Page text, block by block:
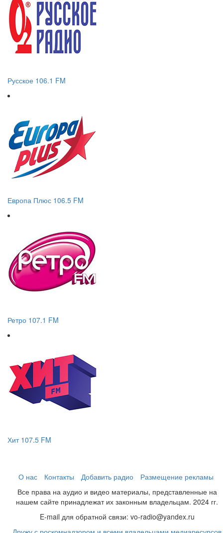
Русское 106.1 FM
Европа Плюс 106.5 FM
Ретро 107.1 FM
Хит 107.5 FM
О нас Контакты Добавить радио
Размещение рекламы
Все права на аудио и видео материалы, представленные на
нашем сайте принадлежат их законным владельцам. 2024 гг.
E-mail для обратной связи: vo-radio@yandex.ru